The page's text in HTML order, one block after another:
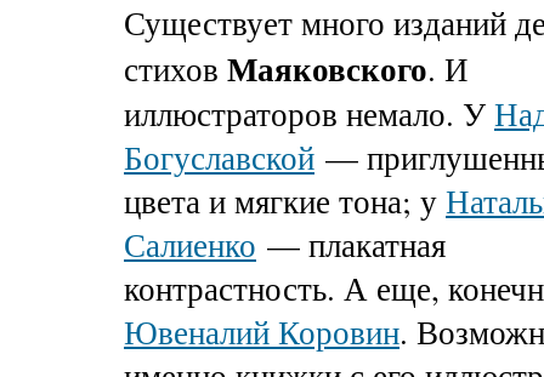
Существует много изданий
стихов Маяковского. И
иллюстраторов немало. У
Богуславской —
цвета и мягкие тона; у
Салиенко — плакатная
контрастность. А еще,
Ювеналий Коровин.